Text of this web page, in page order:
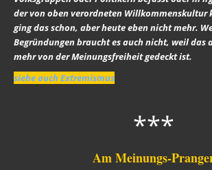
Klimawandel der Kabale
Strahlung / 5 G
Gift zum Genozid
der von oben verordneten Willkommenskultur
ging das schon, aber heute eben nicht mehr.
Begründungen braucht es auch nicht, weil das
mehr von der Meinungsfreiheit gedeckt ist.
siehe auch Extremismus
***
Am Meinungs-